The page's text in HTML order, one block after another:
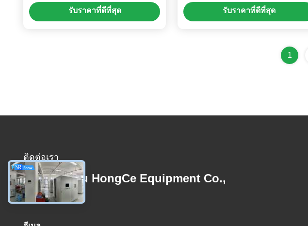
0~40A สำหรับการทดสอบสายเคเบิล
และสายไฟ
รับราคาที่ดีที่สุด รับราคาที่ดีที่สุด
1
ติดต่อเรา
Guangzhou HongCe Equipment Co.,
Ltd.